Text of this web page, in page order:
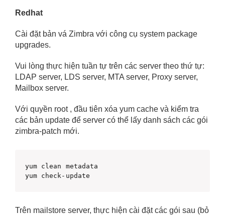
Redhat
Cài đặt bản vá Zimbra với công cụ system package
upgrades.
Vui lòng thực hiện tuần tự trên các server theo thứ tự:
LDAP server, LDS server, MTA server, Proxy server,
Mailbox server.
Với quyền root , đầu tiên xóa yum cache và kiểm tra
các bản update để server có thể lấy danh sách các gói
zimbra-patch mới.
yum clean metadata
yum check-update
Trên mailstore server, thực hiện cài đặt các gói sau (bỏ